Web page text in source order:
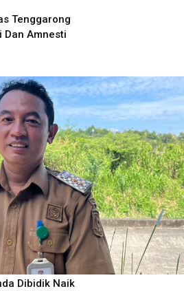
Tenggarong
Dan Amnesti
Dibidik Naik